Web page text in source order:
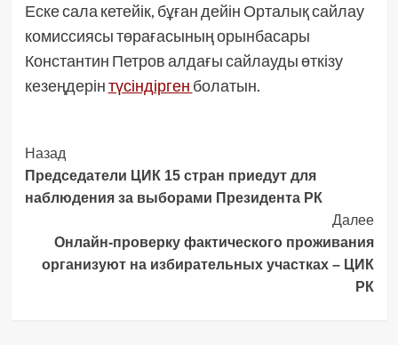
Еске сала кетейік, бұған дейін Орталық сайлау
комиссиясы төрағасының орынбасары
Константин Петров алдағы сайлауды өткізу
кезеңдерінтүсіндірген болатын.
Post
Navigation
Назад
Председатели ЦИК 15 стран приедут для
наблюдения за выборами Президента РК
Далее
Онлайн-проверку фактического проживания
организуют на избирательных участках – ЦИК
РК